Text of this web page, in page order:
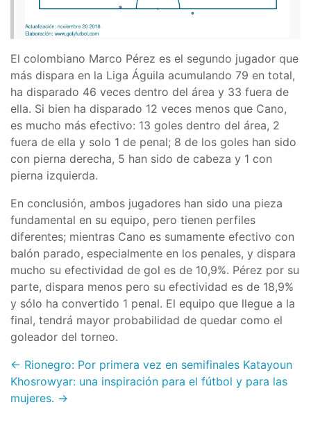
El colombiano Marco Pérez es el segundo jugador que
más dispara en la Liga Águila acumulando 79 en total,
ha disparado 46 veces dentro del área y 33 fuera de
ella. Si bien ha disparado 12 veces menos que Cano,
es mucho más efectivo: 13 goles dentro del área, 2
fuera de ella y solo 1 de penal; 8 de los goles han sido
con pierna derecha, 5 han sido de cabeza y 1 con
pierna izquierda.
En conclusión, ambos jugadores han sido una pieza
fundamental en su equipo, pero tienen perfiles
diferentes; mientras Cano es sumamente efectivo con
balón parado, especialmente en los penales, y dispara
mucho su efectividad de gol es de 10,9%. Pérez por su
parte, dispara menos pero su efectividad es de 18,9%
y sólo ha convertido 1 penal. El equipo que llegue a la
final, tendrá mayor probabilidad de quedar como el
goleador del torneo.
← Rionegro: Por primera vez en semifinales Katayoun
Khosrowyar: una inspiración para el fútbol y para las
mujeres. →